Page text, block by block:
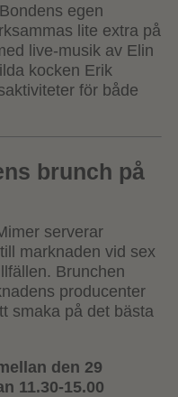
egen
lite extra på
live-musik av Elin
kocken Erik
för både
brunch på
serverar
marknaden vid sex
Brunchen
producenter
smaka på det bästa
den 29
11.30-15.00